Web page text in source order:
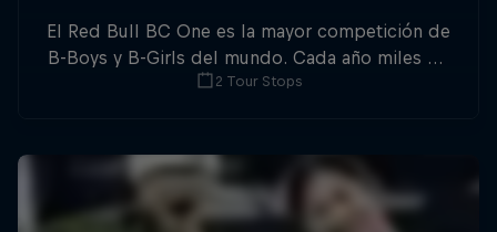
El Red Bull BC One es la mayor competición de
B-Boys y B-Girls del mundo. Cada año miles de
bailarines de todo el globo pelean por la
2 Tour Stops